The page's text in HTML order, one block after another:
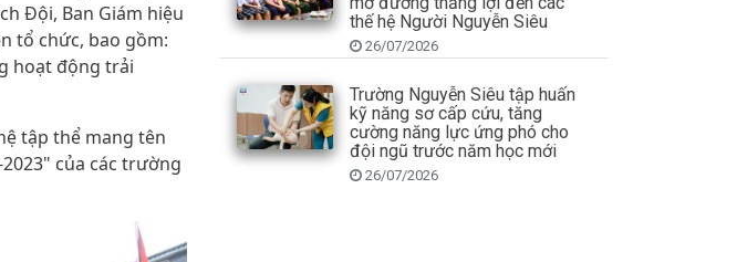
Đội, Ban Giám hiệu
tổ chức, bao gồm:
hoạt động trải
tập thể mang tên
của các trường
thế hệ Người Nguyễn Siêu
26/07/2026
Trường Nguyễn Siêu tập huấn
kỹ năng sơ cấp cứu, tăng
cường năng lực ứng phó cho
đội ngũ trước năm học mới
26/07/2026